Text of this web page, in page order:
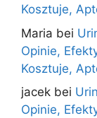
Kosztuje,
Maria bei
Opinie,
Kosztuje,
jacek bei
Opinie,